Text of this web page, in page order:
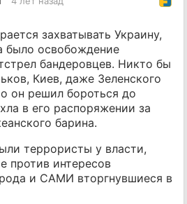
захватывать Украину,
было освобождение
бандеровцев. Никто бы
Киев, даже Зеленского
он решил бороться до
в его распоряжении за
барина.
террористы у власти,
против интересов
и САМИ вторгнувшиеся в